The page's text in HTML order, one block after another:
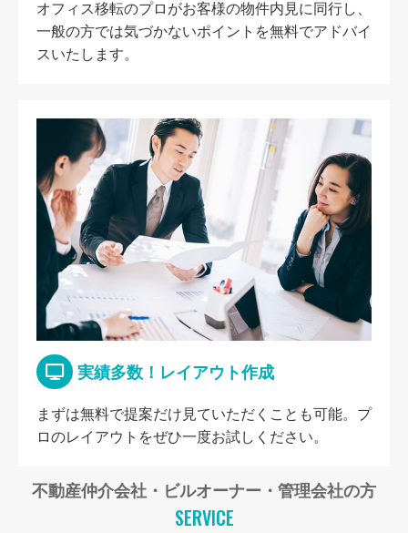
オフィス移転のプロがお客様の物件内見に同行し、
一般の方では気づかないポイントを無料でアドバイ
スいたします。
実績多数！レイアウト作成
まずは無料で提案だけ見ていただくことも可能。プ
ロのレイアウトをぜひ一度お試しください。
不動産仲介会社・ビルオーナー・管理会社の方
SERVICE